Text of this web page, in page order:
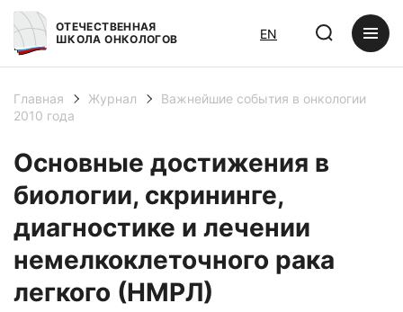
ОТЕЧЕСТВЕННАЯ
ШКОЛА ОНКОЛОГОВ
EN
Главная Журнал
Важнейшие события в онкологии
2010 года
Основные достижения в
биологии, скрининге,
диагностике и лечении
немелкоклеточного рака
легкого (НМРЛ)